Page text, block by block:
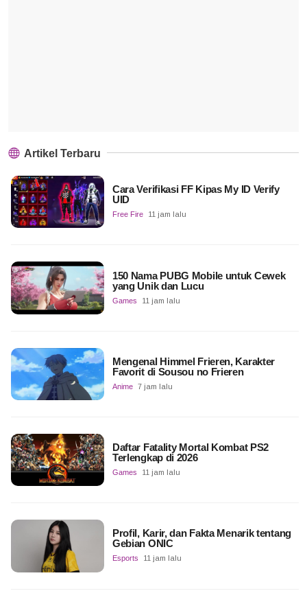
Artikel Terbaru
Cara Verifikasi FF Kipas My ID Verify
UID
Free Fire 11 jam lalu
150 Nama PUBG Mobile untuk Cewek
yang Unik dan Lucu
Games 11 jam lalu
Mengenal Himmel Frieren, Karakter
Favorit di Sousou no Frieren
Anime 7 jam lalu
Daftar Fatality Mortal Kombat PS2
Terlengkap di 2026
Games 11 jam lalu
Profil, Karir, dan Fakta Menarik tentang
Gebian ONIC
Esports 11 jam lalu